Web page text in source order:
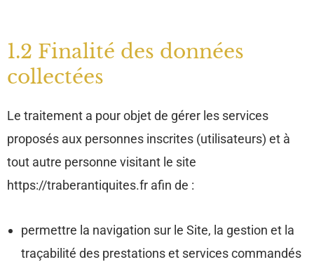
1.2 Finalité des données
collectées
Le traitement a pour objet de gérer les services
proposés aux personnes inscrites (utilisateurs) et à
tout autre personne visitant le site
https://traberantiquites.fr afin de :
permettre la navigation sur le Site, la gestion et la
traçabilité des prestations et services commandés